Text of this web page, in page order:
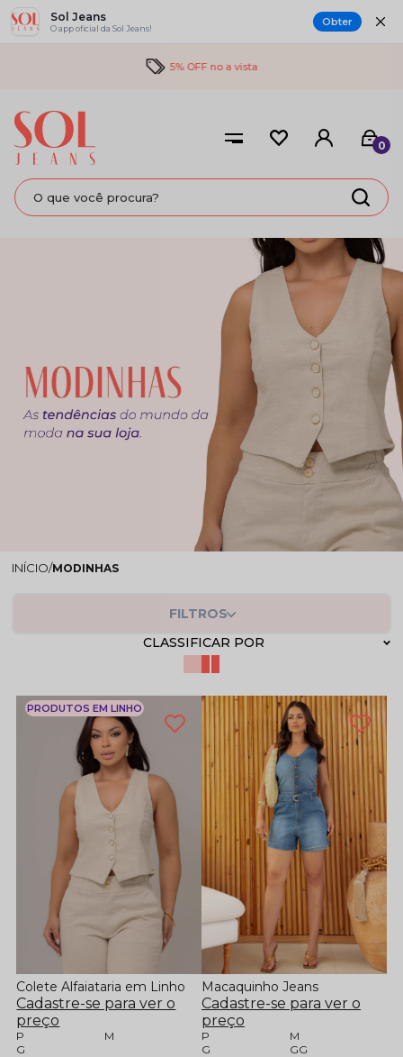
Sol Jeans
O app oficial da Sol Jeans! Obter
5% OFF no a vista
0
MODINHAS
MODINHAS
CLASSIFICAR POR
FILTROS
PRODUTOS EM LINHO
Colete Alfaiataria em Linho
Cadastre-se para ver o
preço
P
M
G
Macaquinho Jeans
Cadastre-se para ver o
preço
P
M
G
GG